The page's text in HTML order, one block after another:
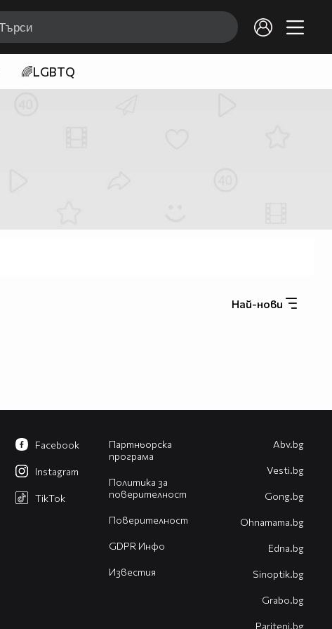
🌈LGBTQ
Най-нови
Партньорска
програма
Политика за
поверителност
Поверителност
GDPR Инфо
Известия
Facebook
Instagram
TikTok
Abv.bg
Vesti.bg
Gong.bg
Оhnamama.bg
Edna.bg
Sinoptik.bg
Grabo.bg
Pariteni.bg